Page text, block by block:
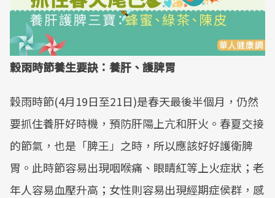
穀雨時節養生要訣：養肝、護脾胃
穀雨時節(4月19日至21日)是春天最後半個月，仍然
要抓住養肝好時機，預防肝陽上亢和肝火。春夏交接
的節氣，也是「脾王」之時，所以應該好好護衛脾
胃。此時節容易出現咽喉痛、眼睛紅等上火症狀；老
年人容易血壓升高；女性則容易出現經期症侯群，感